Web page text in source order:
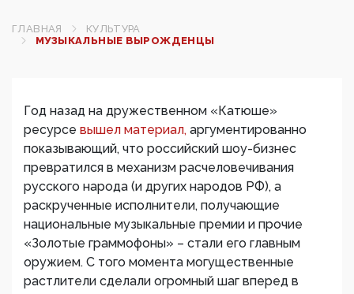
ГЛАВНАЯ
КУЛЬТУРА
МУЗЫКАЛЬНЫЕ ВЫРОЖДЕНЦЫ
Год назад на дружественном «Катюше»
ресурсе вышел материал, аргументированно
показывающий, что российский шоу-бизнес
превратился в механизм расчеловечивания
русского народа (и других народов РФ), а
раскрученные исполнители, получающие
национальные музыкальные премии и прочие
«Золотые граммофоны» – стали его главным
оружием. С того момента могущественные
растлители сделали огромный шаг вперед в